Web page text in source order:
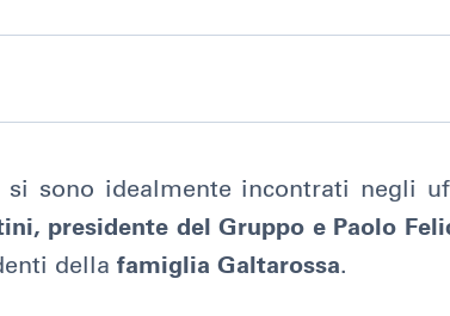
si sono idealmente incontrati negli
presidente del Gruppo e Paolo
della famiglia Galtarossa.